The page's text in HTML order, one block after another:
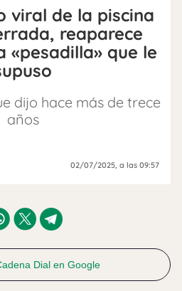
viral de la piscina
reaparece
«pesadilla» que le
dijo hace más de trece
años
02/07/2025, a las 09:57
Dial en Google